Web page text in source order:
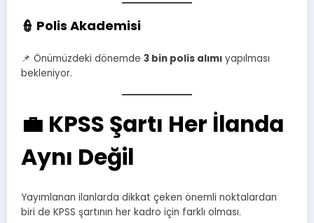
👮 Polis Akademisi
📌 Önümüzdeki dönemde 3 bin polis alımı yapılması
bekleniyor.
💼 KPSS Şartı Her İlanda
Aynı Değil
Yayımlanan ilanlarda dikkat çeken önemli noktalardan
biri de KPSS şartının her kadro için farklı olması.